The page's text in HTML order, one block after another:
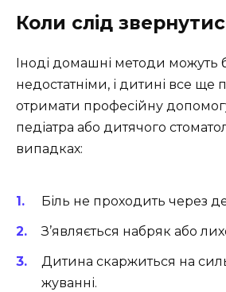
Коли слід
Іноді домашні методи можуть
недостатніми, і дитині все ще
отримати професійну
педіатра або дитячого
випадках:
Біль не проходить через
З’являється набряк або
Дитина скаржиться на
жуванні.